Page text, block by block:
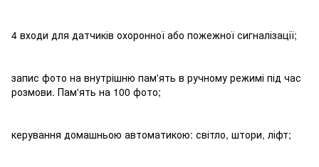
4 входи для датчиків охоронної або пожежної сигналізації;
запис фото на внутрішню пам'ять в ручному режимі під час
розмови. Пам'ять на 100 фото;
керування домашньою автоматикою: світло, штори, ліфт;